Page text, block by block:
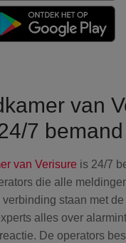
van
7 bemand
van Verisure is 24/7
die alle
verbinding staan met
alles over
De operators